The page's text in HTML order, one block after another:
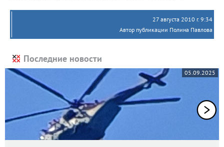
27 августа 2010 г. 9:34
Автор публикации Полина Павлова
Последние новости
05.09.2025